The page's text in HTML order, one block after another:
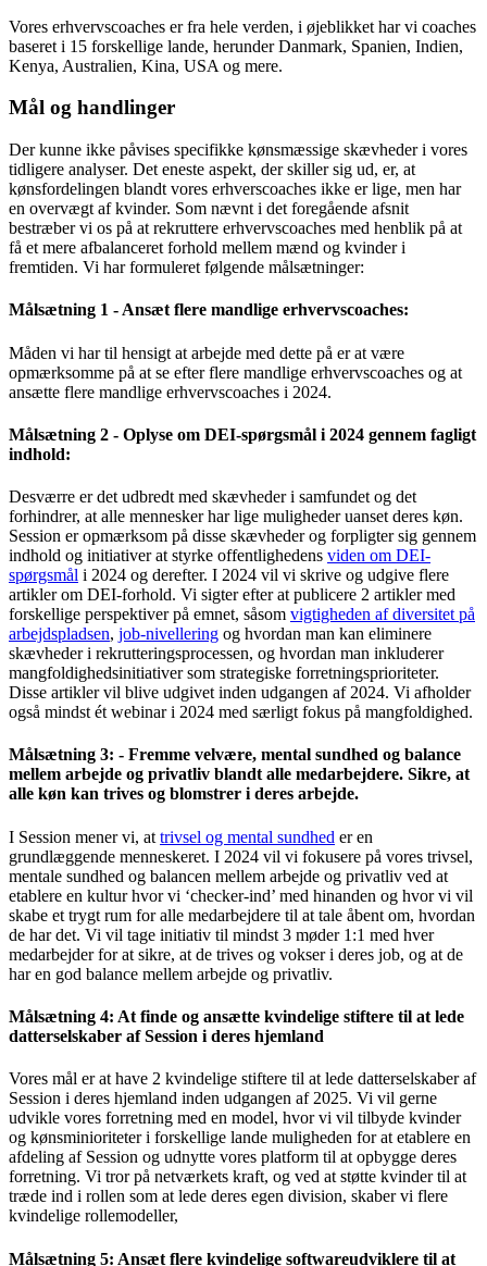
Vores erhvervscoaches er fra hele verden, i øjeblikket har vi coaches
baseret i 15 forskellige lande, herunder Danmark, Spanien, Indien,
Kenya, Australien, Kina, USA og mere.
Mål og handlinger
Der kunne ikke påvises specifikke kønsmæssige skævheder i vores
tidligere analyser. Det eneste aspekt, der skiller sig ud, er, at
kønsfordelingen blandt vores erhverscoaches ikke er lige, men har
en overvægt af kvinder. Som nævnt i det foregående afsnit
bestræber vi os på at rekruttere erhvervscoaches med henblik på at
få et mere afbalanceret forhold mellem mænd og kvinder i
fremtiden. Vi har formuleret følgende målsætninger:
Målsætning 1 - Ansæt flere mandlige erhvervscoaches:
Måden vi har til hensigt at arbejde med dette på er at være
opmærksomme på at se efter flere mandlige erhvervscoaches og at
ansætte flere mandlige erhvervscoaches i 2024.
Målsætning 2 - Oplyse om DEI-spørgsmål i 2024 gennem fagligt
indhold:
Desværre er det udbredt med skævheder i samfundet og det
forhindrer, at alle mennesker har lige muligheder uanset deres køn.
Session er opmærksom på disse skævheder og forpligter sig gennem
indhold og initiativer at styrke offentlighedens viden om DEI-
spørgsmål i 2024 og derefter. I 2024 vil vi skrive og udgive flere
artikler om DEI-forhold. Vi sigter efter at publicere 2 artikler med
forskellige perspektiver på emnet, såsom vigtigheden af ​​diversitet på
arbejdspladsen, job-nivellering og hvordan man kan eliminere
skævheder i rekrutteringsprocessen, og hvordan man inkluderer
mangfoldighedsinitiativer som strategiske forretningsprioriteter.
Disse artikler vil blive udgivet inden udgangen af ​​2024. Vi afholder
også mindst ét ​​webinar i 2024 med særligt fokus på mangfoldighed.
Målsætning 3: - Fremme velvære, mental sundhed og balance
mellem arbejde og privatliv blandt alle medarbejdere. Sikre, at
alle køn kan trives og blomstrer i deres arbejde.
I Session mener vi, at trivsel og mental sundhed er en
grundlæggende menneskeret. I 2024 vil vi fokusere på vores trivsel,
mentale sundhed og balancen mellem arbejde og privatliv ved at
etablere en kultur hvor vi ‘checker-ind’ med hinanden og hvor vi vil
skabe et trygt rum for alle medarbejdere til at tale åbent om, hvordan
de har det. Vi vil tage initiativ til mindst 3 møder 1:1 med hver
medarbejder for at sikre, at de trives og vokser i deres job, og at de
har en god balance mellem arbejde og privatliv.
Målsætning 4: At finde og ansætte kvindelige stiftere til at lede
datterselskaber af Session i deres hjemland
Vores mål er at have 2 kvindelige stiftere til at lede datterselskaber af
Session i deres hjemland inden udgangen af ​​2025. Vi vil gerne
udvikle vores forretning med en model, hvor vi vil tilbyde kvinder
og kønsminioriteter i forskellige lande muligheden for at etablere en
afdeling af Session og udnytte vores platform til at opbygge deres
forretning. Vi tror på netværkets kraft, og ved at støtte kvinder til at
træde ind i rollen som at lede deres egen division, skaber vi flere
kvindelige rollemodeller,
Målsætning 5: Ansæt flere kvindelige softwareudviklere til at